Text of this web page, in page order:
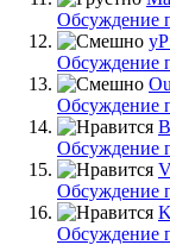
Обсуждение
Обсуждение
Обсуждение
Обсуждение
Обсуждение
Обсуждение